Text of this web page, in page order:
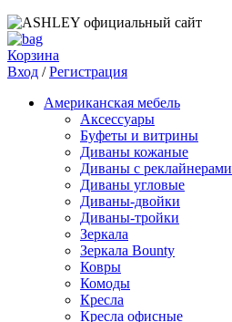
Корзина
Вход /Регистрация
Американская мебель
Аксессуары
Буфеты и витрины
Диваны кожаные
Диваны с реклайнерами
Диваны угловые
Диваны-двойки
Диваны-тройки
Зеркала
Зеркала Bounty
Ковры
Комоды
Кресла
Кресла офисные